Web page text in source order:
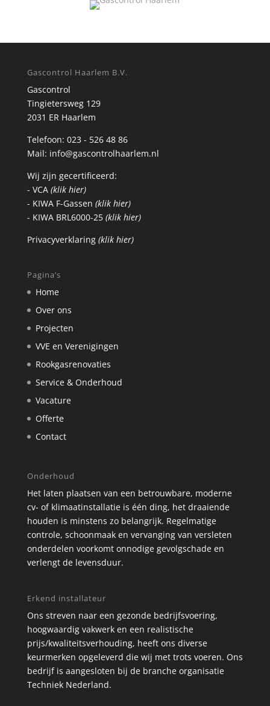
Gascontrol Haarlem B.V.
Gascontrol
Tingietersweg 129
2031 ER Haarlem
Telefoon: 023 - 526 48 86
Mail: info@gascontrolhaarlem.nl
Wij zijn gecertificeerd:
- VCA (klik hier)
- KIWA F-Gassen (klik hier)
- KIWA BRL6000-25 (klik hier)
Privacyverklaring (klik hier)
Pagina’s
Home
Over ons
Projecten
VVE en Verenigingen
Rookgasrenovaties
Service & Onderhoud
Vacature
Offerte
Contact
Onderhoud
Het laten plaatsen van een betrouwbare, moderne
cv- of klimaatinstallatie is één ding, het draaiende
houden is minstens zo belangrijk. Regelmatige
controle, schoonmaak en vervanging van versleten
onderdelen voorkomt onnodige gevolgschade en
verlengt de levensduur.
Erkend installateur
Ons streven naar een gezonde bedrijfsvoering,
hoogwaardig vakwerk en een realistische
prijs/kwaliteitsverhouding, heeft ons diverse
keurmerken opgeleverd die wij met trots voeren. Ons
bedrijf is aangesloten bij de branche organisatie
Techniek Nederland.